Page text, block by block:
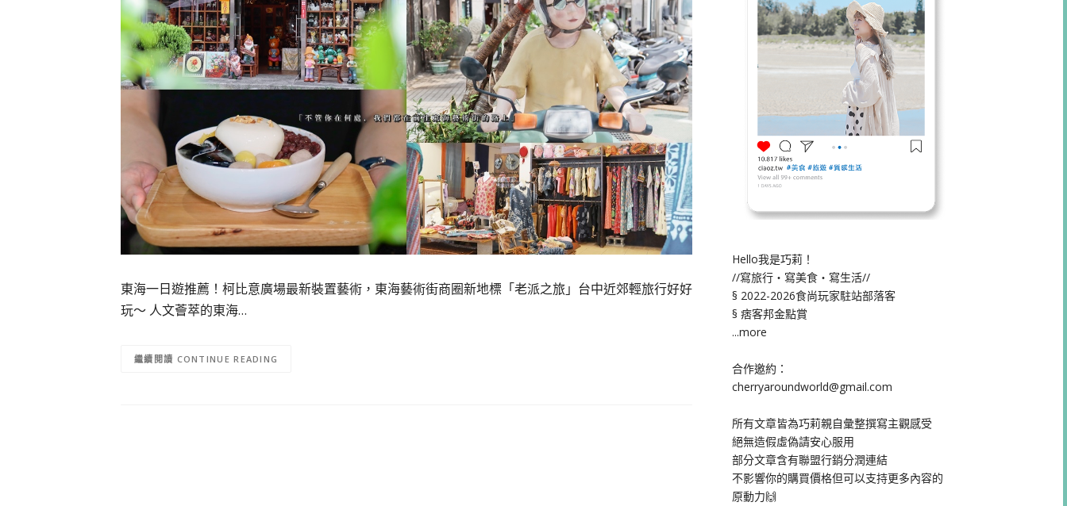
東海一日遊推薦！柯比意廣場最新裝置藝術，東海藝術街商圈新地標「老派之旅」台中近郊輕旅行好好
玩～ 人文薈萃的東海…
CONTINUE READING
Hello我是巧莉！
//寫旅行・寫美食・寫生活//
§ 2022-2026食尚玩家駐站部落客
§ 痞客邦金點賞
...more
合作邀約：
cherryaroundworld@gmail.com
所有文章皆為巧莉親自彙整撰寫主觀感受
絕無造假虛偽請安心服用
部分文章含有聯盟行銷分潤連結
不影響你的購買價格但可以支持更多內容的
原動力🙌